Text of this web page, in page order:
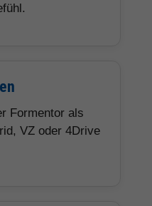
Formentor als
VZ oder 4Drive